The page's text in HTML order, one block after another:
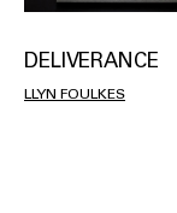
DELIVERANCE
LLYN FOULKES